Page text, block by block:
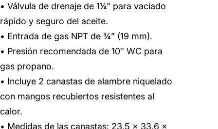
• Válvula de drenaje de 1¼” para vaciado
rápido y seguro del aceite.
• Entrada de gas NPT de ¾” (19 mm).
• Presión recomendada de 10″ WC para
gas propano.
• Incluye 2 canastas de alambre niquelado
con mangos recubiertos resistentes al
calor.
• Medidas de las canastas: 23,5 × 33,6 ×